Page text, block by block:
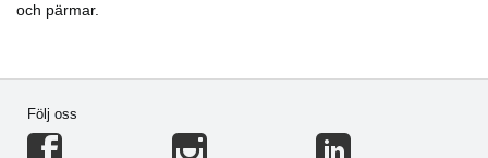
och pärmar.
Följ oss